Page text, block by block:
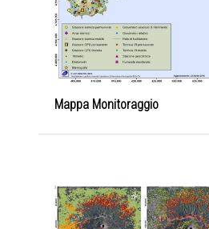
Mappa Monitoraggio